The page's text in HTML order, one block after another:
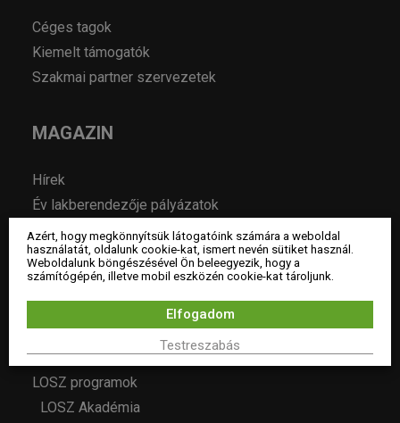
Céges tagok
Kiemelt támogatók
Szakmai partner szervezetek
MAGAZIN
Hírek
Év lakberendezője pályázatok
Pályázatok
Álláshirdetés
Archívum
ESEMÉNYEK
LOSZ programok
LOSZ Akadémia
Azért, hogy megkönnyítsük látogatóink számára a weboldal
használatát, oldalunk cookie-kat, ismert nevén sütiket használ.
Weboldalunk böngészésével Ön beleegyezik, hogy a
számítógépén, illetve mobil eszközén cookie-kat tároljunk.
Testreszabás
Elfogadom